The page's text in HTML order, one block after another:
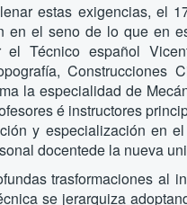
estas exigencias, el
en el seno de lo que en
el Técnico español
Construcciones
la especialidad de
é instructores
y especialización en
docentede la nueva
trasformaciones al
se jerarquiza